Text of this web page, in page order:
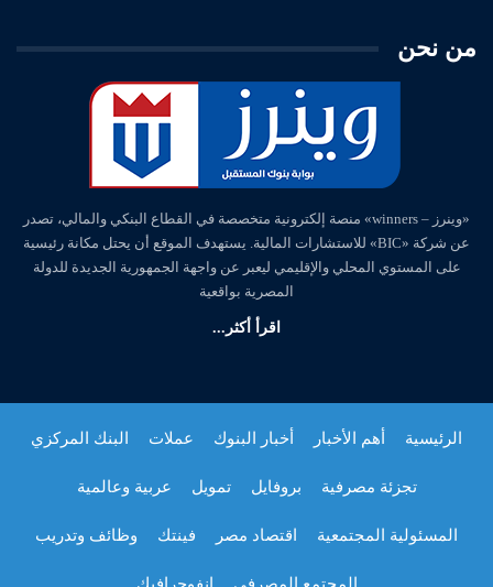
من نحن
«وينرز – winners» منصة إلكترونية متخصصة في القطاع البنكي والمالي، تصدر
عن شركة «BIC» للاستشارات المالية. يستهدف الموقع أن يحتل مكانة رئيسية
على المستوي المحلي والإقليمي ليعبر عن واجهة الجمهورية الجديدة للدولة
المصرية بواقعية
اقرأ أكثر...
الرئيسية أهم الأخبار أخبار البنوك عملات البنك المركزي
تجزئة مصرفية بروفايل تمويل عربية وعالمية
المسئولية المجتمعية اقتصاد مصر فينتك وظائف وتدريب
المجتمع المصرفي انفوجرافيك